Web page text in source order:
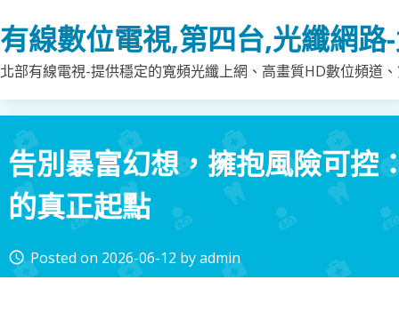
to
content
有線數位電視,第四台,光纖網路
北部有線電視-提供穩定的寬頻光纖上網、高畫質HD數位頻道
告別暴富幻想，擁抱風險可控
的真正起點
access_time Posted on 2026-06-12 byadmin